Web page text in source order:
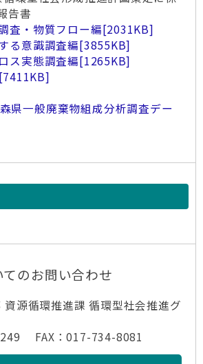
告書
査・物質フロー編[2031KB]
る意識調査編[3855KB]
ス実態調査編[1265KB]
[7411KB]
県一般廃棄物組成分析調査デー
のお問い合わせ
資源循環推進課 循環型社会推進グ
FAX：017-734-8081